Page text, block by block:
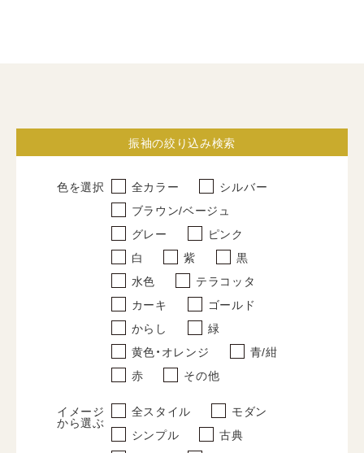
すべて
写真だけの成人式
卒業式袴
すべて
レンタルプラン
写真だけの卒業式
紋付袴
レンタルプラン
振袖の絞り込み検索
色を選択 全カラー
シルバー
ブラウン/ベージュ
グレー
ピンク
白
紫
黒
水色
テラコッタ
カーキ
ゴールド
からし
緑
黄色・オレンジ
青/紺
赤
その他
イメージ
から選ぶ
全スタイル
モダン
シンプル
古典